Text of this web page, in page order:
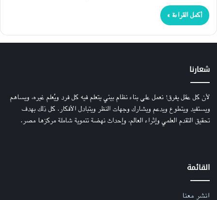
أكمل القراءة »
شعارنا
لأن كل عقل يفرق! نعمل على بناء نظام بيئي يتعلم فيه كل فرد ويُعلم غيره، ويساهم
ويستفيد ويتطوع ويدعم ويشارك وجهات النظر ويتبادل الأفكار. كل ذلك بهدف
تحقيق التقدم العلمي وإثراء العالم، وإحداث نهضة تنموية شاملة مركزها مصر.
القائمة
انشر معنا